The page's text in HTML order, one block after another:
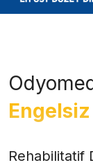
Rehabilitatif